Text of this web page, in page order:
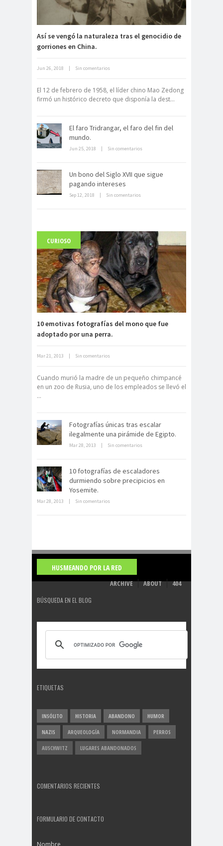
Neuromarketing: el uso de la
electrónico
abandonado
Carlo Acutis, el beato incorrupto de
15 años
Archivo Getty, un tesoro bajo tierra
La derrota británica en Cartagena
Así se vengó la naturaleza tras el genocidio de
gorriones en China.
Jun 26, 2018 | Sin comentarios
El 12 de febrero de 1958, el líder chino Mao Zedong
firmó un histórico decreto que disponía la dest...
El faro Tridrangar, el faro del fin del
mundo.
Jun 25, 2018 | Sin comentarios
Un bono del Siglo XVII que sigue
pagando intereses
Sep 12, 2018 | Sin comentarios
CURIOSO
10 emotivas fotografías del mono que fue
adoptado por una perra.
Mar 21, 2013 | Sin comentarios
Cuando murió la madre de un pequeño chimpancé
en un zoo de Rusia, uno de los empleados se llevó el
...
Fotografías únicas tras escalar
ilegalmente una pirámide de Egipto.
Mar 28, 2013 | Sin comentarios
10 fotografías de escaladores
durmiendo sobre precipicios en
Yosemite.
Mar 28, 2013 | Sin comentarios
HUSMEANDO POR LA RED
ARCHIVE ABOUT 404
BÚSQUEDA EN EL BLOG
ETIQUETAS
INSÓLITO HISTORIA ABANDONO HUMOR
NAZIS ARQUEOLOGÍA NORMANDIA PERROS
AUSCHWITZ LUGARES ABANDONADOS
COMENTARIOS RECIENTES
FORMULARIO DE CONTACTO
Nombre